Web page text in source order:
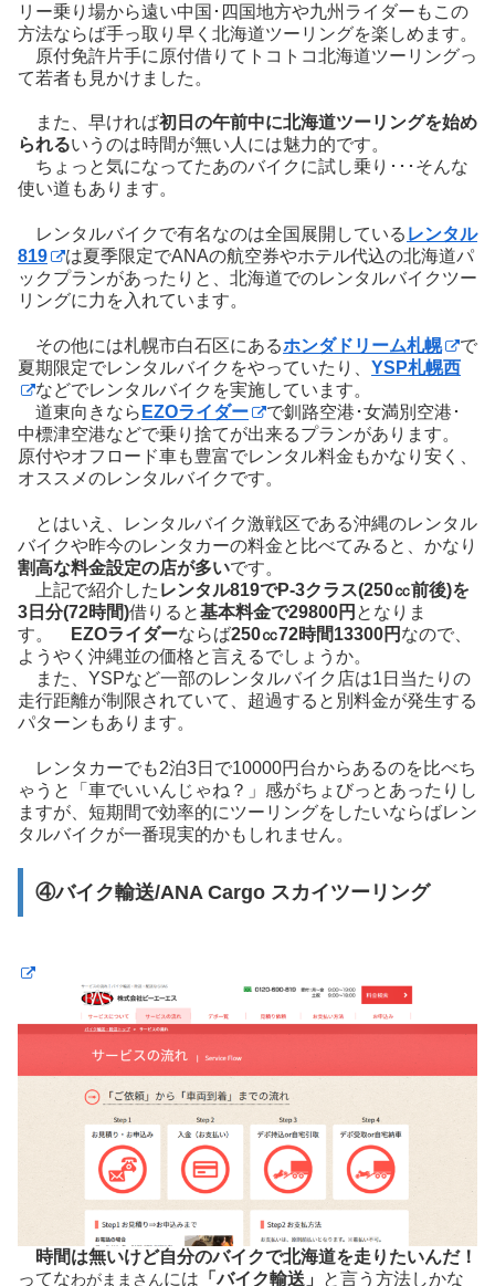
リー乗り場から遠い中国･四国地方や九州ライダーもこの
方法ならば手っ取り早く北海道ツーリングを楽しめます。
原付免許片手に原付借りてトコトコ北海道ツーリングっ
て若者も見かけました。
また、早ければ初日の午前中に北海道ツーリングを始め
られるいうのは時間が無い人には魅力的です。
ちょっと気になってたあのバイクに試し乗り･･･そんな
使い道もあります。
レンタルバイクで有名なのは全国展開している レンタル
819
は夏季限定でANAの航空券やホテル代込の北海道パ
ックプランがあったりと、北海道でのレンタルバイクツー
リングに力を入れています。
その他には札幌市白石区にあるホンダドリーム札幌
で
夏期限定でレンタルバイクをやっていたり、 YSP札幌西
などでレンタルバイクを実施しています。
道東向きなら EZOライダー
で釧路空港･女満別空港･
中標津空港などで乗り捨てが出来るプランがあります。
原付やオフロード車も豊富でレンタル料金もかなり安く、
オススメのレンタルバイクです。
とはいえ、レンタルバイク激戦区である沖縄のレンタル
バイクや昨今のレンタカーの料金と比べてみると、かなり
割高な料金設定の店が多いです。
上記で紹介した レンタル819でP-3クラス(250㏄前後)を
3日分(72時間)借りると基本料金で29800円 となりま
す。
EZOライダーならば250㏄72時間13300円 なので、
ようやく沖縄並の価格と言えるでしょうか。
また、YSPなど一部のレンタルバイク店は1日当たりの
走行距離が制限されていて、超過すると別料金が発生する
パターンもあります。
レンタカーでも2泊3日で10000円台からあるのを比べち
ゃうと「車でいいんじゃね？」感がちょびっとあったりし
ますが、短期間で効率的にツーリングをしたいならばレン
タルバイクが一番現実的かもしれません。
④バイク輸送/ANA Cargo スカイツーリング
時間は無いけど自分のバイクで北海道を走りたいんだ！
ってなわがままさんには 「バイク輸送」
と言う方法しかな